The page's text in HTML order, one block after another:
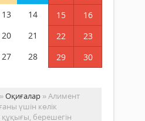
13 14 15
16
20 21 22
23
27 28 29
30
»Оқиғалар » Алимент
үшін көлік
берешегін